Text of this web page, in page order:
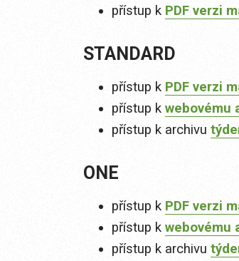
přístup k PDF verzi
STANDARD
přístup k PDF verzi
přístup k webovému
přístup k archivu
ONE
přístup k PDF verzi
přístup k webovému
přístup k archivu